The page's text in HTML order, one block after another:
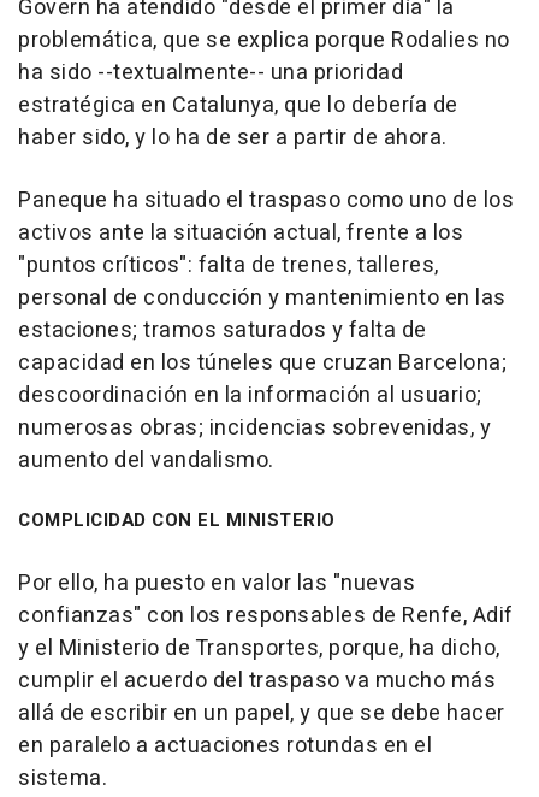
Govern ha atendido "desde el primer día" la
problemática, que se explica porque Rodalies no
ha sido --textualmente-- una prioridad
estratégica en Catalunya, que lo debería de
haber sido, y lo ha de ser a partir de ahora.
Paneque ha situado el traspaso como uno de los
activos ante la situación actual, frente a los
"puntos críticos": falta de trenes, talleres,
personal de conducción y mantenimiento en las
estaciones; tramos saturados y falta de
capacidad en los túneles que cruzan Barcelona;
descoordinación en la información al usuario;
numerosas obras; incidencias sobrevenidas, y
aumento del vandalismo.
COMPLICIDAD CON EL MINISTERIO
Por ello, ha puesto en valor las "nuevas
confianzas" con los responsables de Renfe, Adif
y el Ministerio de Transportes, porque, ha dicho,
cumplir el acuerdo del traspaso va mucho más
allá de escribir en un papel, y que se debe hacer
en paralelo a actuaciones rotundas en el
sistema.